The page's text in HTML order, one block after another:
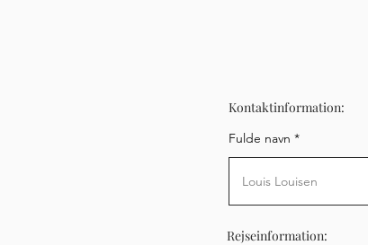
Kontaktinformation:
Fulde navn
Rejseinformation: